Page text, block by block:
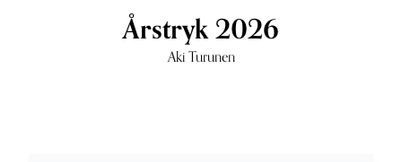
Årstryk 2026
Aki Turunen